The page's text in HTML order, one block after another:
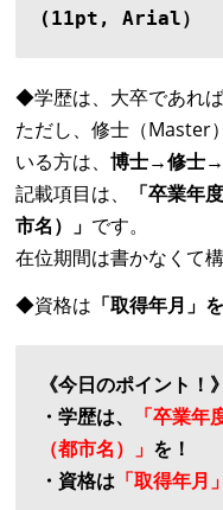
(11pt, Arial）
◆学歴は、大卒であれ
ただし、修士（Master
いる方は、博士→修士→
記載項目は、
「卒業年
市名）」 です。
在位期間は書かなくて構
◆資格は 「取得年月」
《今日のポイント！》
・学歴は、
「卒業
（都市名）」 を！
・資格は 「取得年月